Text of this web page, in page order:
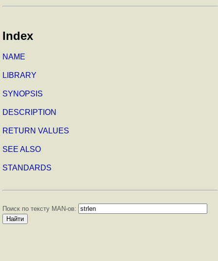
Index
NAME
LIBRARY
SYNOPSIS
DESCRIPTION
RETURN VALUES
SEE ALSO
STANDARDS
Поиск по тексту MAN-ов: